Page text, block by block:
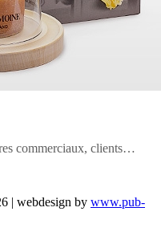
commerciaux, clients…
| webdesign by www.pub-